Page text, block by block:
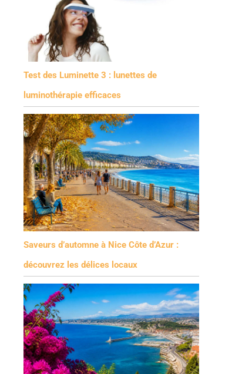
Test des Luminette 3 : lunettes de
luminothérapie efficaces
Saveurs d’automne à Nice Côte d’Azur :
découvrez les délices locaux